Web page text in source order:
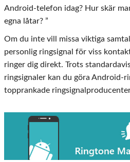
Android-telefon idag? Hur skär
egna låtar? ”
Om du inte vill missa viktiga
personlig ringsignal för viss
ringer dig direkt. Trots
ringsignaler kan du göra Android-
topprankade